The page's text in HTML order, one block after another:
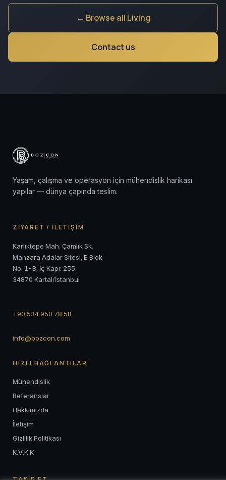
← Browse all Living
Contact us
Yaşam, çalışma ve operasyon için mühendislik harikası
yapılar — dünya çapında teslim.
ZİYARET / İLETİŞİM
Karlıktepe Mah. Çamlık Sk.
Manzara Adalar Sitesi, B Blok
No: 1-B, İç Kapı: 255
34870 Kartal/İstanbul
+90 534 950 78 58
info@bozcon.com
HIZLI BAĞLANTILAR
Mühendislik
Referanslar
Hakkımızda
İletişim
Gizlilik Politikası
K.V.K.K